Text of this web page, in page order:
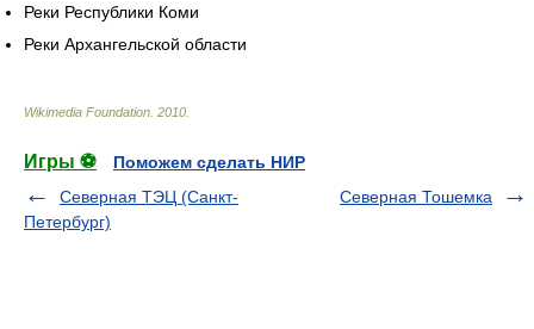
Реки Республики Коми
Реки Архангельской области
Wikimedia Foundation 2010
Игры ⚽
Поможем сделать НИР
Северная ТЭЦ (Санкт-
Петербург)
Северная Тошемка